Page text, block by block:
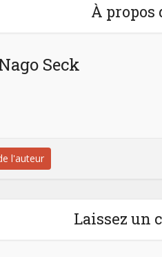
À propos
Seck
l'auteur
Laissez un